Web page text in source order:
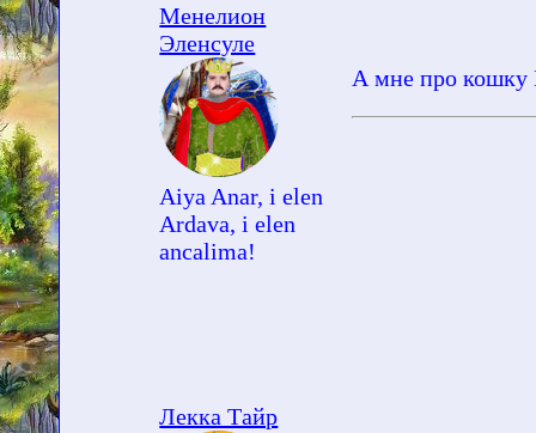
Менелион
Эленсуле
Aiya Anar, i elen
Ardava, i elen
ancalima!
А мне про кошку
Лекка Тайр